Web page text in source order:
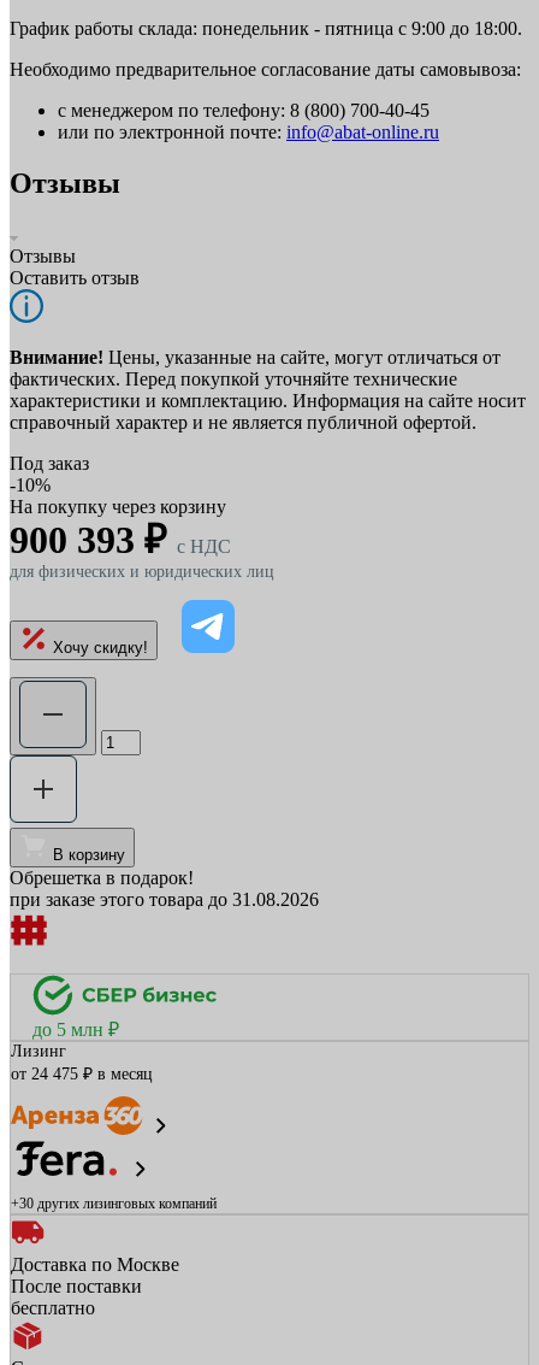
График работы склада: понедельник - пятница с 9:00 до 18:00.
Необходимо предварительное согласование даты самовывоза:
с менеджером по телефону: 8 (800) 700-40-45
или по электронной почте: info@abat-online.ru
Отзывы
Отзывы
Оставить отзыв
Внимание! Цены, указанные на сайте, могут отличаться от
фактических. Перед покупкой уточняйте технические
характеристики и комплектацию. Информация на сайте носит
справочный характер и не является публичной офертой.
Под заказ
-10%
На покупку через корзину
900 393 ₽ c НДС
для физических и юридических лиц
Хочу скидку!
В корзину
Обрешетка в подарок!
при заказе этого товара до 31.08.2026
до 5 млн ₽
Лизинг
от 24 475 ₽ в месяц
+30 других лизинговых компаний
Доставка по Москве
После поставки
бесплатно